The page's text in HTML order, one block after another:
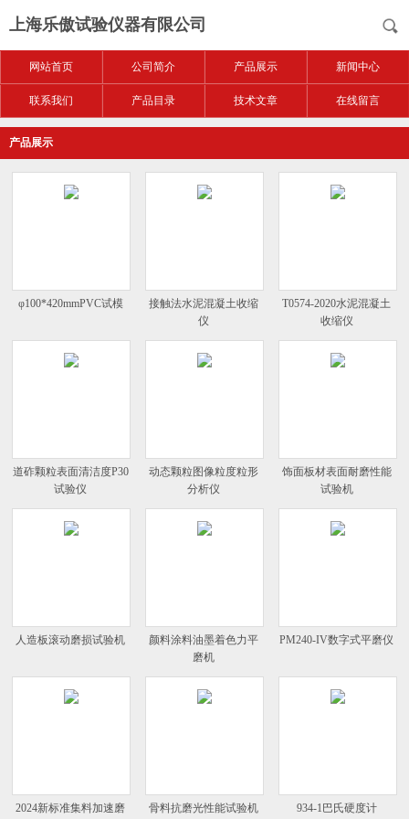
上海乐傲试验仪器有限公司
网站首页 公司简介 产品展示 新闻中心
联系我们 产品目录 技术文章 在线留言
产品展示
φ100*420mmPVC试模
接触法水泥混凝土收缩
仪
T0574-2020水泥混凝土
收缩仪
道砟颗粒表面清洁度P30
试验仪
动态颗粒图像粒度粒形
分析仪
饰面板材表面耐磨性能
试验机
人造板滚动磨损试验机
颜料涂料油墨着色力平
磨机
PM240-IV数字式平磨仪
2024新标准集料加速磨
骨料抗磨光性能试验机 934-1巴氏硬度计